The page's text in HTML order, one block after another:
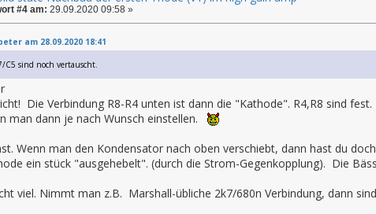
#4 am: 29.09.2020 09:58 »
am 28.09.2020 18:41
C5 sind noch vertauscht.
Die Verbindung R8-R4 unten ist dann die "Kathode". R4,R8 sind fest.
man dann je nach Wunsch einstellen.
Wenn man den Kondensator nach oben verschiebt, dann hast du
ein stück "ausgehebelt". (durch die Strom-Gegenkopplung). Die
viel. Nimmt man z.B. Marshall-übliche 2k7/680n Verbindung, dann